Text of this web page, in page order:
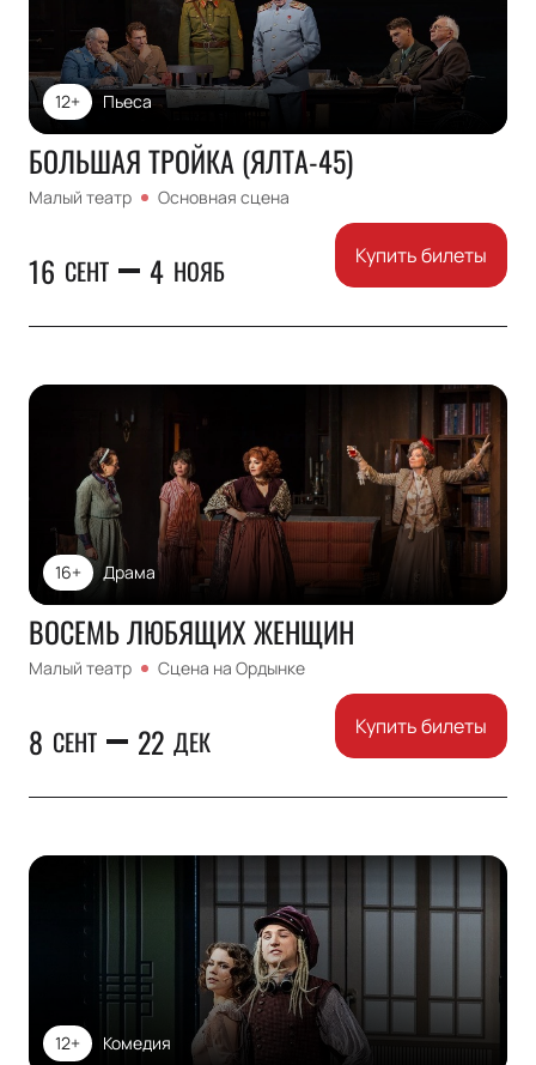
Пьеса
12+
БОЛЬШАЯ ТРОЙКА (ЯЛТА-45)
Малый театр Основная сцена
16 СЕНТ 4 НОЯБ Купить билеты
Драма
16+
ВОСЕМЬ ЛЮБЯЩИХ ЖЕНЩИН
Малый театр Сцена на Ордынке
8 СЕНТ 22 ДЕК Купить билеты
Комедия
12+